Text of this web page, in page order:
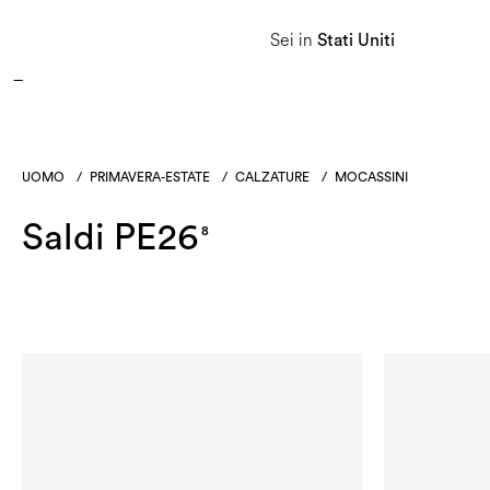
Sei in Stati Uniti
APPROFITTA DEI SALDI E SCOPRI LA NUOVA COLLEZIONE
UOMO / PRIMAVERA-ESTATE / CALZATURE / MOCASSINI
Saldi PE26 8